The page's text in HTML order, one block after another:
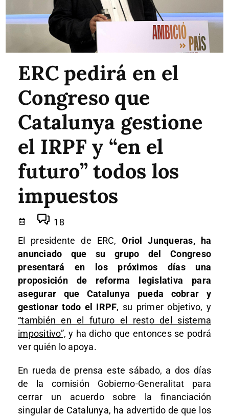
ERC pedirá en el
Congreso que
Catalunya gestione
el IRPF y “en el
futuro” todos los
impuestos
18
El presidente de ERC,Oriol Junqueras, ha
anunciado que su grupo del Congreso
presentará en los próximos días una
proposición de reforma legislativa para
asegurar que Catalunya pueda cobrar y
gestionar todo el IRPF, su primer objetivo, y
“también en el futuro el resto del sistema
impositivo”, y ha dicho que entonces se podrá
ver quién lo apoya.
En rueda de prensa este sábado, a dos días
de la comisión Gobierno-Generalitat para
cerrar un acuerdo sobre la financiación
singular de Catalunya, ha advertido de que los